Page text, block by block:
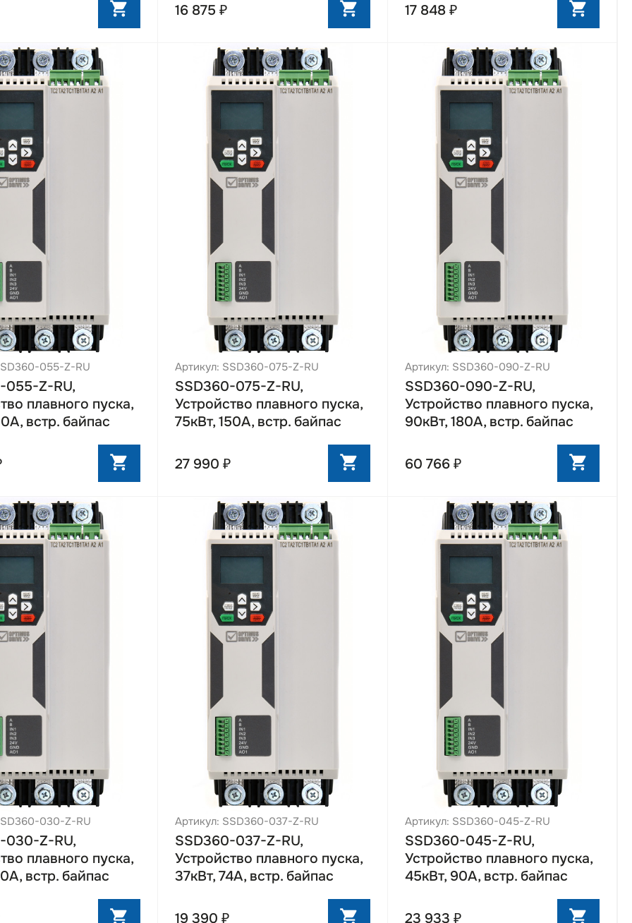
16 875 ₽ 17 848 ₽
055-Z-RU
055-Z-RU,
плавного пуска,
встр. байпас
Артикул: SSD360-075-Z-RU
SSD360-075-Z-RU,
Устройство плавного пуска,
75кВт, 150А, встр. байпас
27 990 ₽
Артикул: SSD360-090-Z-RU
SSD360-090-Z-RU,
Устройство плавного пуска,
90кВт, 180А, встр. байпас
60 766 ₽
030-Z-RU
030-Z-RU,
плавного пуска,
встр. байпас
Артикул: SSD360-037-Z-RU
SSD360-037-Z-RU,
Устройство плавного пуска,
37кВт, 74А, встр. байпас
19 390 ₽
Артикул: SSD360-045-Z-RU
SSD360-045-Z-RU,
Устройство плавного пуска,
45кВт, 90А, встр. байпас
23 933 ₽